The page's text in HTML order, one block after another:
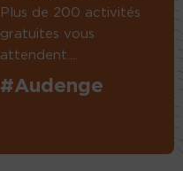
Plus de 200 activités
gratuites vous
attendent....
#Audenge